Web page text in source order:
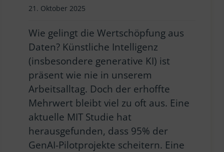
21. Oktober 2025
Wie gelingt die Wertschöpfung aus
Daten? Künstliche Intelligenz
(insbesondere generative KI) ist
präsent wie nie in unserem
Arbeitsalltag. Doch der erhoffte
Mehrwert bleibt viel zu oft aus. Eine
aktuelle MIT Studie hat
herausgefunden, dass 95% der
GenAI-Pilotprojekte scheitern. Eine